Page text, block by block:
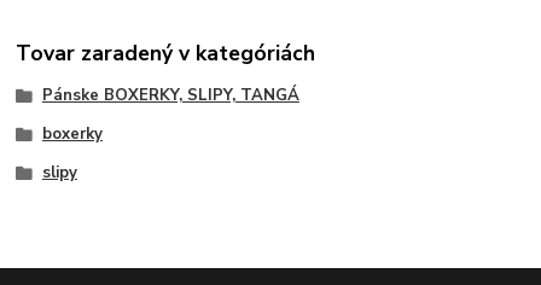
Tovar zaradený v kategóriách
Pánske BOXERKY, SLIPY, TANGÁ
boxerky
slipy